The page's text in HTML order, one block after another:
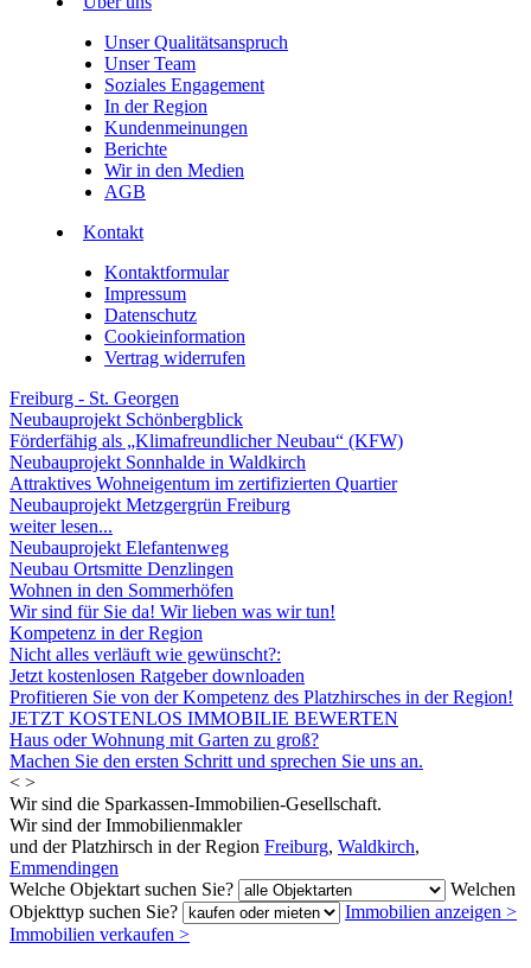
Unser Qualitätsanspruch
Unser Team
Soziales Engagement
In der Region
Kundenmeinungen
Berichte
Wir in den Medien
AGB
Kontakt
Kontaktformular
Impressum
Datenschutz
Cookieinformation
Vertrag widerrufen
Freiburg - St. Georgen
Neubauprojekt Schönbergblick
Förderfähig als „Klimafreundlicher Neubau“ (KFW)
Neubauprojekt Sonnhalde in Waldkirch
Attraktives Wohneigentum im zertifizierten Quartier
Neubauprojekt Metzgergrün Freiburg
weiter lesen...
Neubauprojekt Elefantenweg
Neubau Ortsmitte Denzlingen
Wohnen in den Sommerhöfen
Wir sind für Sie da! Wir lieben was wir tun!
Kompetenz in der Region
Nicht alles verläuft wie gewünscht?:
Jetzt kostenlosen Ratgeber downloaden
Profitieren Sie von der Kompetenz des Platzhirsches in der Region!
JETZT KOSTENLOS IMMOBILIE BEWERTEN
Haus oder Wohnung mit Garten zu groß?
Machen Sie den ersten Schritt und sprechen Sie uns an.
< >
Wir sind die Sparkassen-Immobilien-Gesellschaft.
Wir sind der Immobilienmakler
und der Platzhirsch in der Region Freiburg, Waldkirch,
Emmendingen
Welche Objektart suchen Sie?
Welchen
Objekttyp suchen Sie?
Immobilien anzeigen >
Immobilien verkaufen >